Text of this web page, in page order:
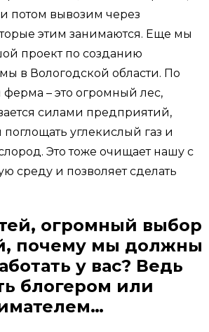
потом вывозим через
этим занимаются. Еще мы
проект по созданию
в Вологодской области. По
ферма – это огромный лес,
силами предприятий,
углекислый газ и
Это тоже очищает нашу с
среду и позволяет сделать
огромный выбор
почему мы должны
у вас? Ведь
блогером или